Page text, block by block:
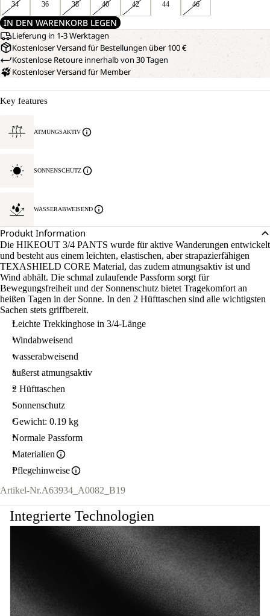
34 36 38 40 42 44 46
IN DEN WARENKORB LEGEN
Lieferung in 1-3 Werktagen
Kostenloser Versand für Bestellungen über 100 €
Kostenlose Retoure innerhalb von 30 Tagen
Kostenloser Versand für Member
Key features
ATMUNGSAKTIV
SONNENSCHUTZ
WASSERABWEISEND
Produkt Information
Die HIKEOUT 3/4 PANTS wurde für aktive Wanderungen entwickelt
und besteht aus einem leichten, elastischen, aber strapazierfähigen
TEXASHIELD CORE Material, das zudem atmungsaktiv ist und
Wind abhält. Die schmal zulaufende Passform sorgt für
Bewegungsfreiheit und der Sonnenschutz bietet Tragekomfort an
heißen Tagen in der Sonne. In den 2 Hüfttaschen sind alle wichtigsten
Sachen stets griffbereit.
Leichte Trekkinghose in 3/4-Länge
Windabweisend
wasserabweisend
äußerst atmungsaktiv
2 Hüfttaschen
Sonnenschutz
Gewicht: 0.19 kg
Normale Passform
Materialien
Pflegehinweise
Artikel-Nr.A63934_A0082_B19
Integrierte Technologien